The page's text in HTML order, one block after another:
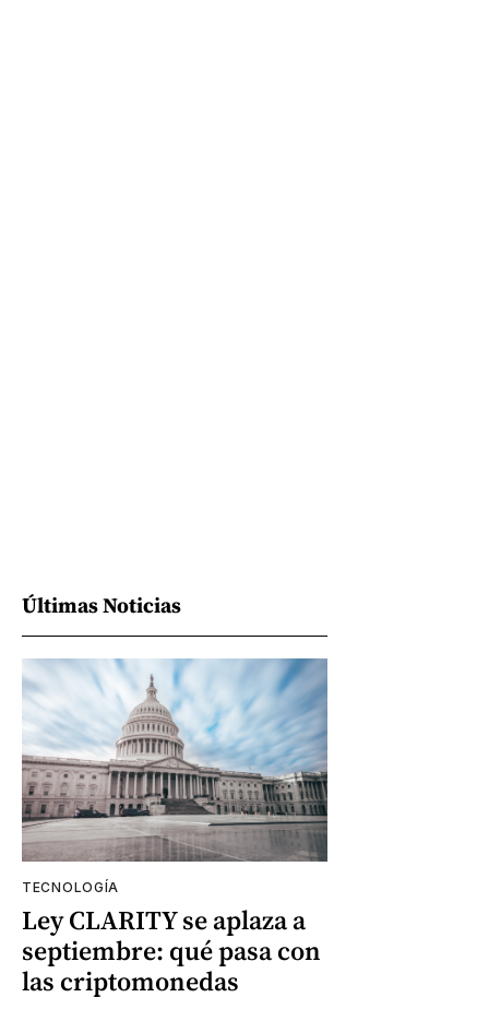
Últimas Noticias
TECNOLOGÍA
Ley CLARITY se aplaza a
septiembre: qué pasa con
las criptomonedas